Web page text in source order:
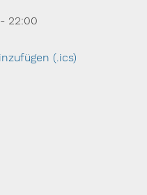
22:00
(.ics)